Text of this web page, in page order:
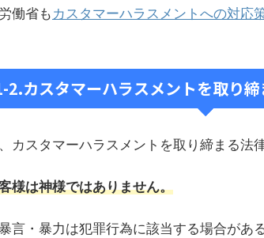
働省も カスタマーハラスメントへの対応
2.カスタマーハラスメントを取り
カスタマーハラスメントを取り締まる法
様は神様ではありません。
言・暴力は犯罪行為に該当する場合があ